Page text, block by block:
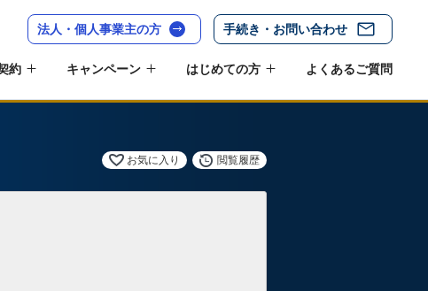
法人・個人事業主の方 手続き・お問い合わせ
約 キャンペーン はじめての方 よくあるご質問
お気に入り 閲覧履歴